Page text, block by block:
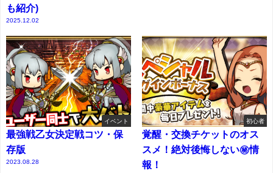
も紹介)
2025.12.02
イベント
最強戦乙女決定戦コツ・保
存版
2023.08.28
初心者
覚醒・交換チケットのオス
スメ！絶対後悔しない㊙情
報！